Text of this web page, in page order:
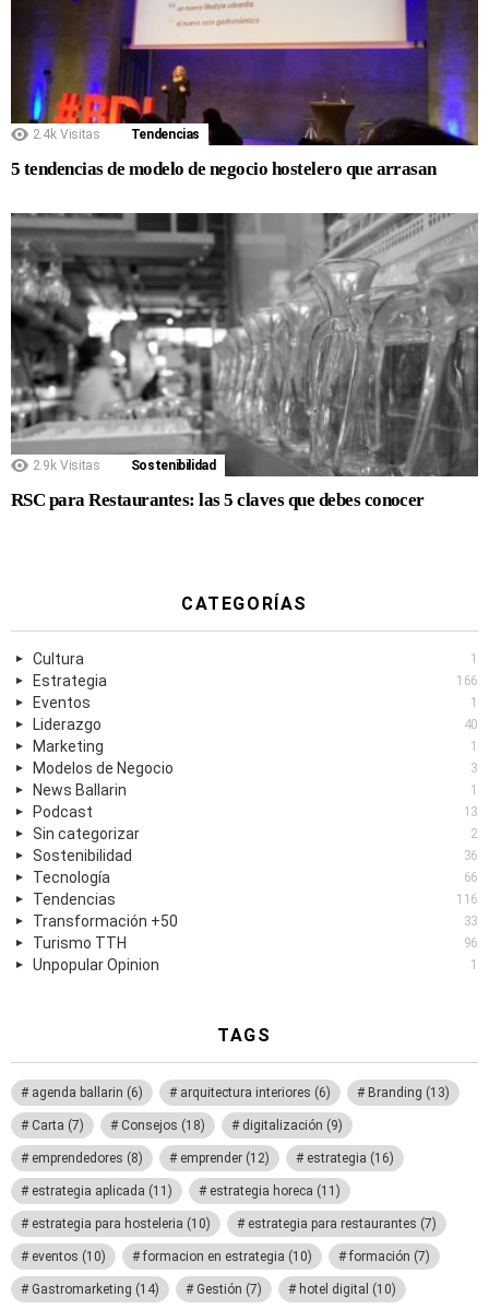
2.4k Visitas Tendencias
5 tendencias de modelo de negocio hostelero que arrasan
2.9k Visitas Sostenibilidad
RSC para Restaurantes: las 5 claves que debes conocer
CATEGORÍAS
Cultura 1
Estrategia 166
Eventos 1
Liderazgo 40
Marketing 1
Modelos de Negocio 3
News Ballarin 1
Podcast 13
Sin categorizar 2
Sostenibilidad 36
Tecnología 66
Tendencias 116
Transformación +50 33
Turismo TTH 96
Unpopular Opinion 1
TAGS
agenda ballarin (6) arquitectura interiores (6) Branding (13)
Carta (7) Consejos (18) digitalización (9)
emprendedores (8) emprender (12) estrategia (16)
estrategia aplicada (11) estrategia horeca (11)
estrategia para hosteleria (10) estrategia para restaurantes (7)
eventos (10) formacion en estrategia (10) formación (7)
Gastromarketing (14) Gestión (7) hotel digital (10)